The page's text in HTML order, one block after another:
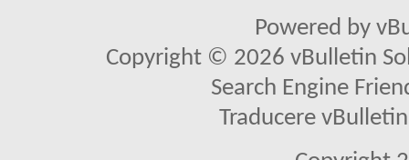
Powered by
Copyright © 2026 vBulletin
Search Engine
Traducere